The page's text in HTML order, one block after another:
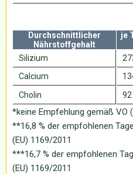
Durchschnittlicher
Nährstoffgehalt
je
Silizium
Calcium
Cholin
*keine Empfehlung gemäß VO
**16,8 % der empfohlenen
(EU) 1169/2011
***16,7 % der empfohlenen
(EU) 1169/2011